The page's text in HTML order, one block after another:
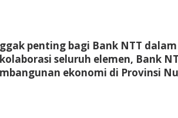
penting bagi Bank NTT
seluruh elemen, Bank
ekonomi di Provinsi